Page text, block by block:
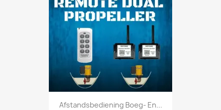
Afstandsbediening Boeg- En...